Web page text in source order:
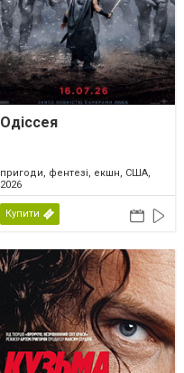
Одіссея
пригоди, фентезі, екшн, США,
2026
Купити